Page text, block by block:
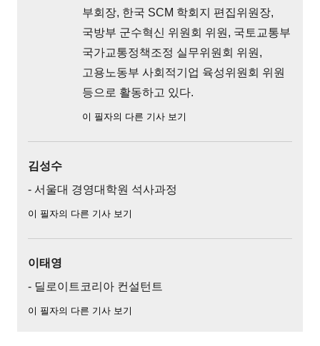
부회장, 한국 SCM 학회지 편집위원장,
국방부 군수혁신 위원회 위원, 국토교통부
국가교통정책조정 실무위원회 위원,
고용노동부 사회적기업 육성위원회 위원
등으로 활동하고 있다.
이 필자의 다른 기사 보기
김성수
- 서울대 경영대학원 석사과정
이 필자의 다른 기사 보기
이태영
- 딜로이트코리아 컨설턴트
이 필자의 다른 기사 보기